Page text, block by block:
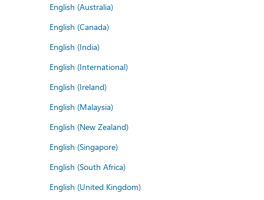
English (Australia)
English (Canada)
English (India)
English (International)
English (Ireland)
English (Malaysia)
English (New Zealand)
English (Singapore)
English (South Africa)
English (United Kingdom)